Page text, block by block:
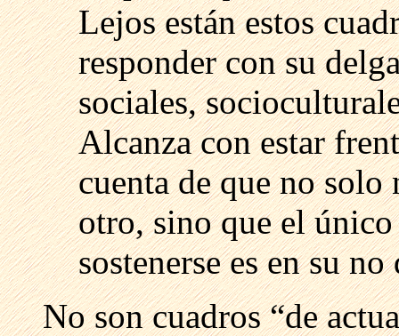
Lejos están estos
responder con su
sociales,
Alcanza con estar
cuenta de que no solo
otro, sino que el
sostenerse es en su no
No son cuadros “de